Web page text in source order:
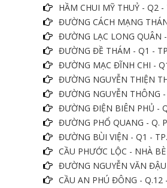
HẦM CHUI MỸ THUỶ - Q2
ĐƯỜNG CÁCH MẠNG
ĐƯỜNG LẠC LONG QUÂN
ĐƯỜNG ĐỀ THÁM - Q1 -
ĐƯỜNG MẠC ĐĨNH CHI -
ĐƯỜNG NGUYỄN THIỆN
ĐƯỜNG NGUYỄN THÔNG
ĐƯỜNG ĐIỆN BIÊN PHỦ -
ĐƯỜNG PHỔ QUANG - Q.
ĐƯỜNG BÙI VIỆN - Q1 -
CẦU PHƯỚC LỘC - NHÀ
ĐƯỜNG NGUYỄN VĂN
CẦU AN PHÚ ĐÔNG -